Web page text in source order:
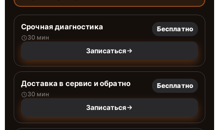
Срочная диагностика
30 мин
Бесплатно
Записаться
Доставка в сервис и обратно
30 мин
Бесплатно
Записаться